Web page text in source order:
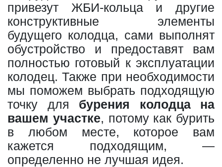
привезут ЖБИ-кольца и другие
конструктивные элементы
будущего колодца, сами выполнят
обустройство и предоставят вам
полностью готовый к эксплуатации
колодец. Также при необходимости
мы поможем выбрать подходящую
точку для бурения колодца на
вашем участке, потому как бурить
в любом месте, которое вам
кажется подходящим, —
определенно не лучшая идея.